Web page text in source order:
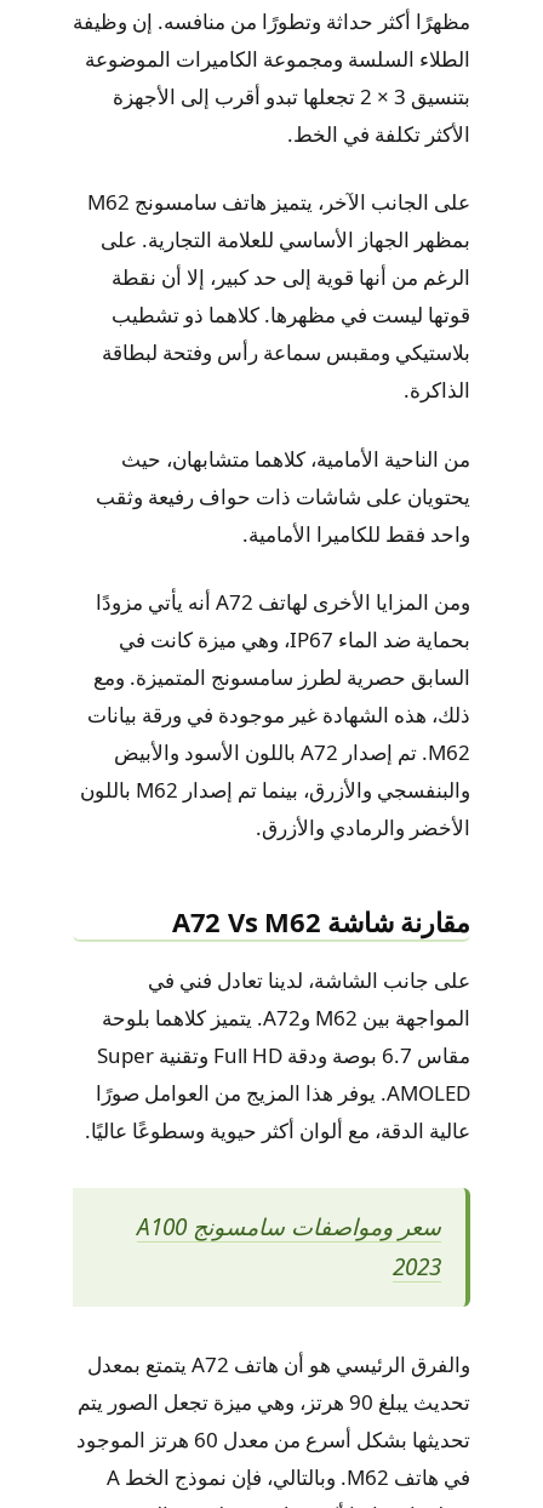
مظهرًا أكثر حداثة وتطورًا من منافسه. إن وظيفة
الطلاء السلسة ومجموعة الكاميرات الموضوعة
بتنسيق 3 × 2 تجعلها تبدو أقرب إلى الأجهزة
الأكثر تكلفة في الخط.
على الجانب الآخر، يتميز هاتف سامسونج M62
بمظهر الجهاز الأساسي للعلامة التجارية. على
الرغم من أنها قوية إلى حد كبير، إلا أن نقطة
قوتها ليست في مظهرها. كلاهما ذو تشطيب
بلاستيكي ومقبس سماعة رأس وفتحة لبطاقة
الذاكرة.
من الناحية الأمامية، كلاهما متشابهان، حيث
يحتويان على شاشات ذات حواف رفيعة وثقب
واحد فقط للكاميرا الأمامية.
ومن المزايا الأخرى لهاتف A72 أنه يأتي مزودًا
بحماية ضد الماء IP67، وهي ميزة كانت في
السابق حصرية لطرز سامسونج المتميزة. ومع
ذلك، هذه الشهادة غير موجودة في ورقة بيانات
M62. تم إصدار A72 باللون الأسود والأبيض
والبنفسجي والأزرق، بينما تم إصدار M62 باللون
الأخضر والرمادي والأزرق.
مقارنة شاشة A72 Vs M62
على جانب الشاشة، لدينا تعادل فني في
المواجهة بين M62 وA72. يتميز كلاهما بلوحة
مقاس 6.7 بوصة ودقة Full HD وتقنية Super
AMOLED. يوفر هذا المزيج من العوامل صورًا
عالية الدقة، مع ألوان أكثر حيوية وسطوعًا عاليًا.
سعر ومواصفات سامسونج A100
2023
والفرق الرئيسي هو أن هاتف A72 يتمتع بمعدل
تحديث يبلغ 90 هرتز، وهي ميزة تجعل الصور يتم
تحديثها بشكل أسرع من معدل 60 هرتز الموجود
في هاتف M62. وبالتالي، فإن نموذج الخط A